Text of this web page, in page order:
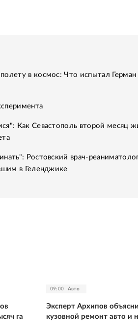
в космос: Что испытал Герман
Как Севастополь второй месяц
Ростовский врач-реаниматолог
в Геленджике
га
09:00 Авто
Эксперт Архипов
кузовной ремонт авто и